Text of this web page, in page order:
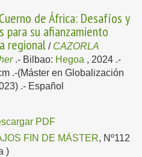
de África: Desafíos y
para su afianzamiento
regional / CAZORLA
.- Bilbao: Hegoa , 2024 .-
.-(Máster en Globalización
.- Español
PDF
FIN DE MÁSTER, Nº112
)